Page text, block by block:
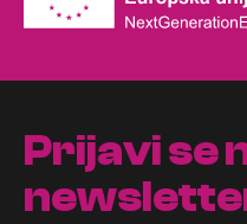
Prijavi se